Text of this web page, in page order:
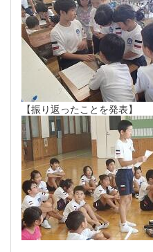
【振り返ったことを発表】